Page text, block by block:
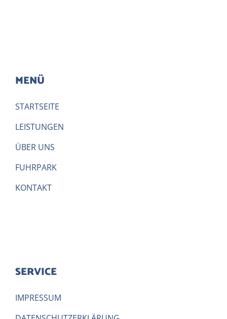
MENÜ
STARTSEITE
LEISTUNGEN
ÜBER UNS
FUHRPARK
KONTAKT
SERVICE
IMPRESSUM